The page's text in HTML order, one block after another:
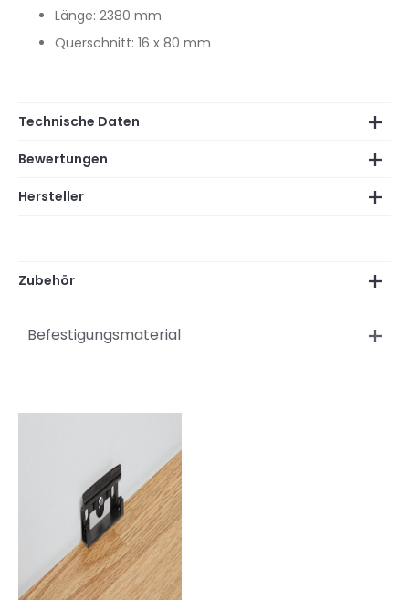
Länge: 2380 mm
Querschnitt: 16 x 80 mm
Technische Daten
Bewertungen
Hersteller
Zubehör
Befestigungsmaterial